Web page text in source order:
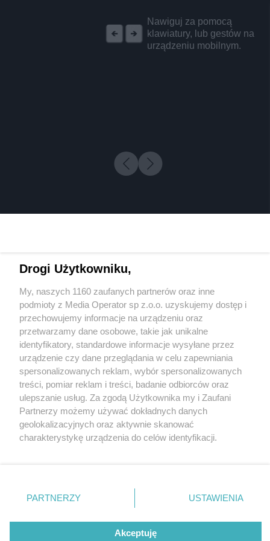
Nawiguj za pomocą
klawiatury, lub gestów na
urządzeniu mobilnym.
1 / 0
Wydawca mediów lokalnych
Nie zapomnij
zapoznać się z:
polityką prywatności
Twojemiasto
Piekary Śląskie
Chorzów
Tarnowskie Góry
Gliwice
Skontakuj sięz nami
Kontakt
Redakcja
Newsletter
Drogi Użytkowniku,
My, naszych 1160 zaufanych partnerów oraz inne
podmioty z Media Operator sp z.o.o. uzyskujemy dostęp i
przechowujemy informacje na urządzeniu oraz
przetwarzamy dane osobowe, takie jak unikalne
identyfikatory, standardowe informacje wysyłane przez
urządzenie czy dane przeglądania w celu zapewniania
spersonalizowanych reklam, wybór spersonalizowanych
treści, pomiar reklam i treści, badanie odbiorców oraz
ulepszanie usług. Za zgodą Użytkownika my i Zaufani
Partnerzy możemy używać dokładnych danych
geolokalizacyjnych oraz aktywnie skanować
charakterystykę urządzenia do celów identyfikacji.
zmienić/wycofać klikając przycisk ustawień prywatności
znajdujący się w lewym dolnym rogu strony
rodzaje przetwarzania danych nie wymagają zgody
użytkownika, ale masz prawo sprzeciwić się takiemu
PARTNERZY USTAWIENIA
Akceptuję